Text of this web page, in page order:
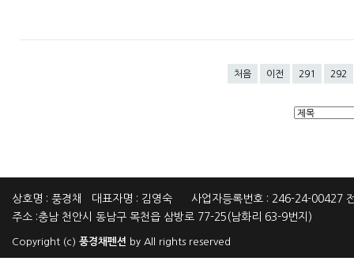
처음 이전 291 292
상호명 : 풍경채 대표자명 : 김영숙 사업자등록번호 : 246-24-00427
주소 :충남 천안시 동남구 목천읍 삼방로 77-25(남화리 63-9번지)
Copyright (c) 풍경채펜션 by All rights reserved